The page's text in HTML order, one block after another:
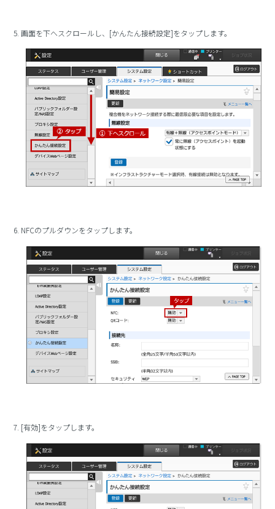
5. 画面を下へスクロールし、[かんたん接続設定]をタップします。
6. NFCのプルダウンをタップします。
7. [有効]をタップします。